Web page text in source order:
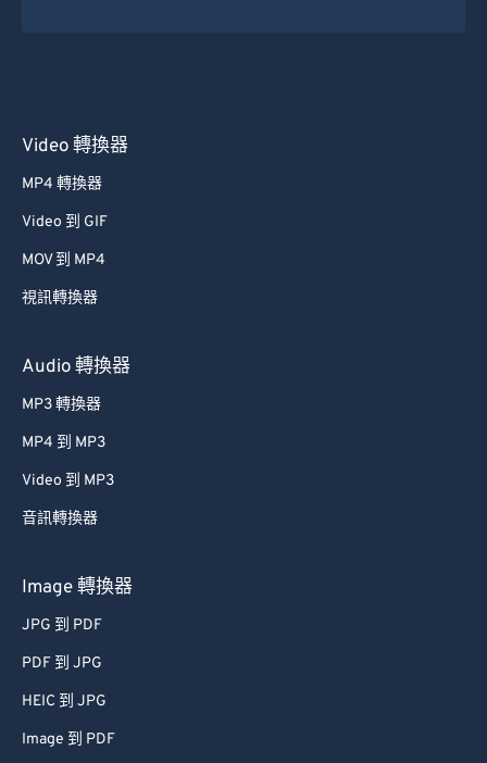
Video 轉換器
MP4 轉換器
Video 到 GIF
MOV 到 MP4
視訊轉換器
Audio 轉換器
MP3 轉換器
MP4 到 MP3
Video 到 MP3
音訊轉換器
Image 轉換器
JPG 到 PDF
PDF 到 JPG
HEIC 到 JPG
Image 到 PDF